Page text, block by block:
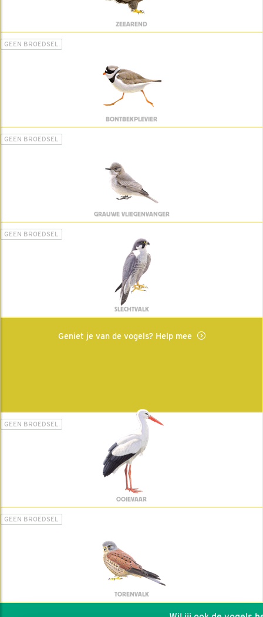
ZEEAREND
GEEN BROEDSEL
BONTBEKPLEVIER
GEEN BROEDSEL
GRAUWE VLIEGENVANGER
GEEN BROEDSEL
SLECHTVALK
Geniet je van de vogels? Help mee
GEEN BROEDSEL
OOIEVAAR
GEEN BROEDSEL
TORENVALK